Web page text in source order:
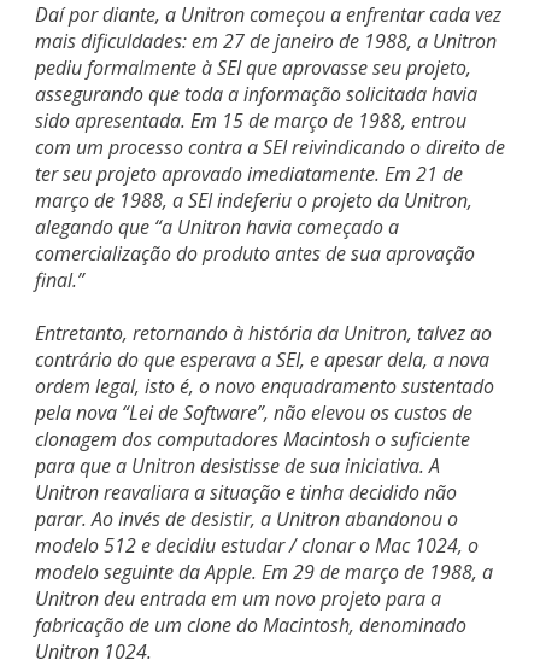
Daí por diante, a Unitron começou a enfrentar cada vez
mais dificuldades: em 27 de janeiro de 1988, a Unitron
pediu formalmente à SEI que aprovasse seu projeto,
assegurando que toda a informação solicitada havia
sido apresentada. Em 15 de março de 1988, entrou
com um processo contra a SEI reivindicando o direito de
ter seu projeto aprovado imediatamente. Em 21 de
março de 1988, a SEI indeferiu o projeto da Unitron,
alegando que “a Unitron havia começado a
comercialização do produto antes de sua aprovação
final.”
Entretanto, retornando à história da Unitron, talvez ao
contrário do que esperava a SEI, e apesar dela, a nova
ordem legal, isto é, o novo enquadramento sustentado
pela nova “Lei de Software”, não elevou os custos de
clonagem dos computadores Macintosh o suficiente
para que a Unitron desistisse de sua iniciativa. A
Unitron reavaliara a situação e tinha decidido não
parar. Ao invés de desistir, a Unitron abandonou o
modelo 512 e decidiu estudar / clonar o Mac 1024, o
modelo seguinte da Apple. Em 29 de março de 1988, a
Unitron deu entrada em um novo projeto para a
fabricação de um clone do Macintosh, denominado
Unitron 1024.